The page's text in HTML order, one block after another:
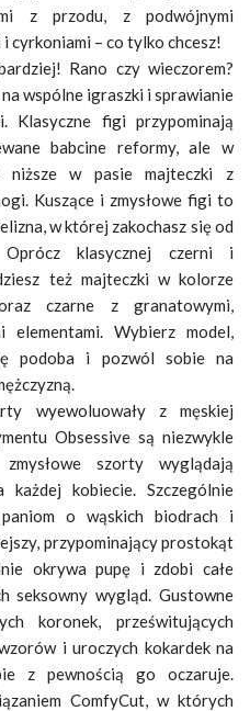
z przodu, z podwójnymi
i cyrkoniami – co tylko chcesz!
Rano czy wieczorem?
wspólne igraszki i sprawianie
Klasyczne figi przypominają
babcine reformy, ale w
niższe w pasie majteczki z
Kuszące i zmysłowe figi to
w której zakochasz się od
Oprócz klasycznej czerni i
też majteczki w kolorze
czarne z granatowymi,
elementami. Wybierz model,
podoba i pozwól sobie na
wyewoluowały z męskiej
Obsessive są niezwykle
szorty wyglądają
kobiecie. Szczególnie
o wąskich biodrach i
przypominający prostokąt
okrywa pupę i zdobi całe
seksowny wygląd. Gustowne
koronek, prześwitujących
i uroczych kokardek na
z pewnością go oczaruje.
ComfyCut, w których